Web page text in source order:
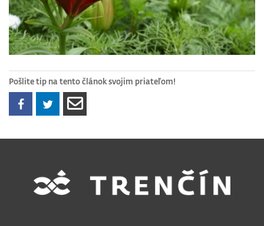
Pošlite tip na tento článok svojim priateľom!